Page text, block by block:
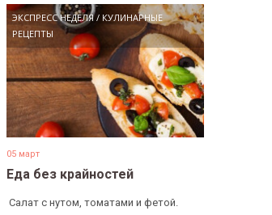
ЭКСПРЕСС НЕДЕЛЯ/ КУЛИНАРНЫЕ
РЕЦЕПТЫ
05 март
Еда без крайностей
​ Салат с нутом, томатами и фетой. ​